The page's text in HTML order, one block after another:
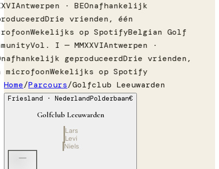
Antwerpen · BEOnafhankelijk
Drie vrienden, één
Wekelijks op SpotifyBelgian Golf
Vol. I — MMXXVIAntwerpen ·
geproduceerdDrie vrienden,
microfoonWekelijks op Spotify
Home/Parcours/Golfclub Leeuwarden
Friesland · NederlandPolderbaan€
Golfclub Leeuwarden
Lars
Levi
Niels
—